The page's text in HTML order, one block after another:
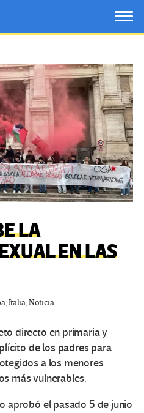
LA
EN LAS
,Italia,Noticia
directo en primaria y
de los padres para
a los menores
más vulnerables.
aprobó el pasado 5 de junio